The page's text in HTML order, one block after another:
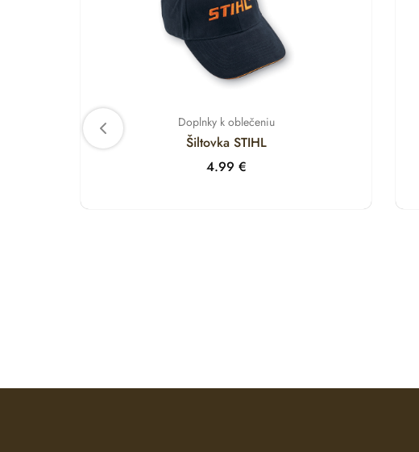
Doplnky k oblečeniu
Šiltovka STIHL
4.99 €